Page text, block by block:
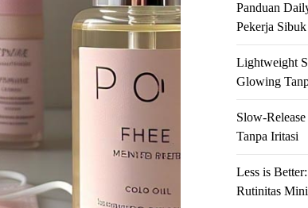
Panduan
Pekerja Sibuk
Lightweight
Glowing
Slow-
Tanpa Iritasi
Less is
Rutinitas